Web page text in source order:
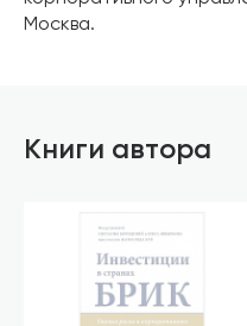
Москва.
Книги автора